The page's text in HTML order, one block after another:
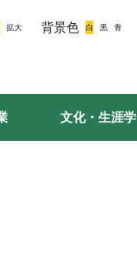
背景色
文化・生涯